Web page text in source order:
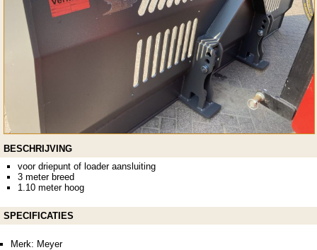
BESCHRIJVING
voor driepunt of loader aansluiting
3 meter breed
1.10 meter hoog
SPECIFICATIES
Merk: Meyer